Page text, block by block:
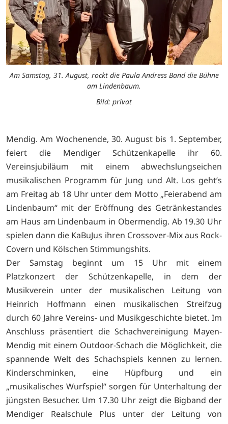
Am Samstag, 31. August, rockt die Paula Andress Band die Bühne
am Lindenbaum.
Bild: privat
Mendig. Am Wochenende, 30. August bis 1. September,
feiert die Mendiger Schützenkapelle ihr 60.
Vereinsjubiläum mit einem abwechslungseichen
musikalischen Programm für Jung und Alt. Los geht’s
am Freitag ab 18 Uhr unter dem Motto „Feierabend am
Lindenbaum“ mit der Eröffnung des Getränkestandes
am Haus am Lindenbaum in Obermendig. Ab 19.30 Uhr
spielen dann die KaBuJus ihren Crossover-Mix aus Rock-
Covern und Kölschen Stimmungshits.
Der Samstag beginnt um 15 Uhr mit einem
Platzkonzert der Schützenkapelle, in dem der
Musikverein unter der musikalischen Leitung von
Heinrich Hoffmann einen musikalischen Streifzug
durch 60 Jahre Vereins- und Musikgeschichte bietet. Im
Anschluss präsentiert die Schachvereinigung Mayen-
Mendig mit einem Outdoor-Schach die Möglichkeit, die
spannende Welt des Schachspiels kennen zu lernen.
Kinderschminken, eine Hüpfburg und ein
„musikalisches Wurfspiel“ sorgen für Unterhaltung der
jüngsten Besucher. Um 17.30 Uhr zeigt die Bigband der
Mendiger Realschule Plus unter der Leitung von